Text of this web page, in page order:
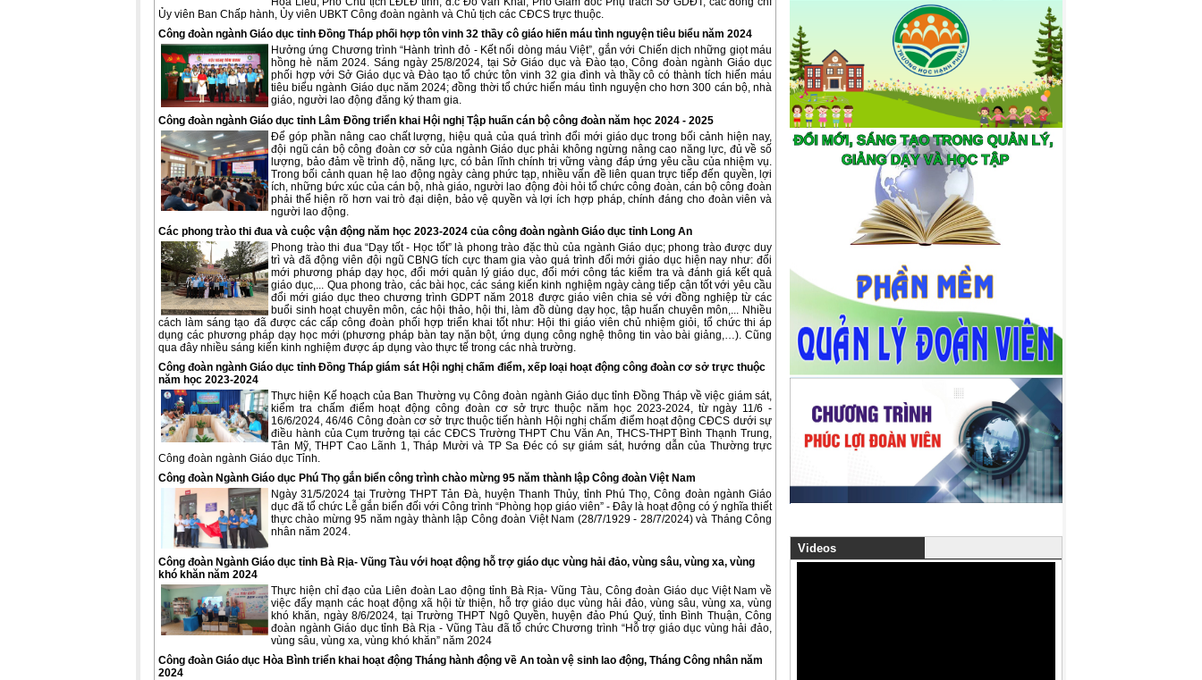
Ủy viên Ban Chấp hành, Ủy viên UBKT Công đoàn ngành và Chủ tịch các CĐCS trực thuộc.
Công đoàn ngành Giáo dục tỉnh Đồng Tháp phối hợp tôn vinh 32 thầy cô giáo hiến máu tình nguyện tiêu biểu năm 2024
Hưởng ứng Chương trình “Hành trình đỏ - Kết nối dòng máu Việt”, gắn với Chiến dịch những giọt máu
hồng hè năm 2024. Sáng ngày 25/8/2024, tại Sở Giáo dục và Đào tạo, Công đoàn ngành Giáo dục
phối hợp với Sở Giáo dục và Đào tạo tổ chức tôn vinh 32 gia đình và thầy cô có thành tích hiến máu
tiêu biểu ngành Giáo dục năm 2024; đồng thời tổ chức hiến máu tình nguyện cho hơn 300 cán bộ, nhà
giáo, người lao động đăng ký tham gia.
Công đoàn ngành Giáo dục tỉnh Lâm Đồng triển khai Hội nghị Tập huấn cán bộ công đoàn năm học 2024 - 2025
Để góp phần nâng cao chất lượng, hiệu quả của quá trình đổi mới giáo dục trong bối cảnh hiện nay,
đội ngũ cán bộ công đoàn cơ sở của ngành Giáo dục phải không ngừng nâng cao năng lực, đủ về số
lượng, bảo đảm về trình độ, năng lực, có bản lĩnh chính trị vững vàng đáp ứng yêu cầu của nhiệm vụ.
Trong bối cảnh quan hệ lao động ngày càng phức tạp, nhiều vấn đề liên quan trực tiếp đến quyền, lợi
ích, những bức xúc của cán bộ, nhà giáo, người lao động đòi hỏi tổ chức công đoàn, cán bộ công đoàn
phải thể hiện rõ hơn vai trò đại diện, bảo vệ quyền và lợi ích hợp pháp, chính đáng cho đoàn viên và
người lao động.
Các phong trào thi đua và cuộc vận động năm học 2023-2024 của công đoàn ngành Giáo dục tỉnh Long An
Phong trào thi đua “Dạy tốt - Học tốt” là phong trào đặc thù của ngành Giáo dục; phong trào được duy
trì và đã động viên đội ngũ CBNG tích cực tham gia vào quá trình đổi mới giáo dục hiện nay như: đổi
mới phương pháp dạy học, đổi mới quản lý giáo dục, đổi mới công tác kiểm tra và đánh giá kết quả
giáo dục,... Qua phong trào, các bài học, các sáng kiến kinh nghiệm ngày càng tiếp cận tốt với yêu cầu
đổi mới giáo dục theo chương trình GDPT năm 2018 được giáo viên chia sẻ với đồng nghiệp từ các
buổi sinh hoạt chuyên môn, các hội thảo, hội thi, làm đồ dùng dạy học, tập huấn chuyên môn,... Nhiều
cách làm sáng tạo đã được các cấp công đoàn phối hợp triển khai tốt như: Hội thi giáo viên chủ nhiệm giỏi, tổ chức thi áp
dụng các phương pháp dạy học mới (phương pháp bàn tay nặn bột, ứng dụng công nghệ thông tin vào bài giảng,…). Cũng
qua đây nhiều sáng kiến kinh nghiệm được áp dụng vào thực tế trong các nhà trường.
Công đoàn ngành Giáo dục tỉnh Đồng Tháp giám sát Hội nghị chấm điểm, xếp loại hoạt động công đoàn cơ sở trực thuộc
năm học 2023-2024
Thực hiện Kế hoạch của Ban Thường vụ Công đoàn ngành Giáo dục tỉnh Đồng Tháp về việc giám sát,
kiểm tra chấm điểm hoạt động công đoàn cơ sở trực thuộc năm học 2023-2024, từ ngày 11/6 -
16/6/2024, 46/46 Công đoàn cơ sở trực thuộc tiến hành Hội nghị chấm điểm hoạt động CĐCS dưới sự
điều hành của Cụm trưởng tại các CĐCS Trường THPT Chu Văn An, THCS-THPT Bình Thạnh Trung,
Tân Mỹ, THPT Cao Lãnh 1, Tháp Mười và TP Sa Đéc có sự giám sát, hướng dẫn của Thường trực
Công đoàn ngành Giáo dục Tỉnh.
Công đoàn Ngành Giáo dục Phú Thọ gắn biển công trình chào mừng 95 năm thành lập Công đoàn Việt Nam
Ngày 31/5/2024 tại Trường THPT Tản Đà, huyện Thanh Thủy, tỉnh Phú Thọ, Công đoàn ngành Giáo
dục đã tổ chức Lễ gắn biển đối với Công trình “Phòng họp giáo viên” - Đây là hoạt động có ý nghĩa thiết
thực chào mừng 95 năm ngày thành lập Công đoàn Việt Nam (28/7/1929 - 28/7/2024) và Tháng Công
nhân năm 2024.
Công đoàn Ngành Giáo dục tỉnh Bà Rịa- Vũng Tàu với hoạt động hỗ trợ giáo dục vùng hải đảo, vùng sâu, vùng xa, vùng
khó khăn năm 2024
Thực hiện chỉ đạo của Liên đoàn Lao động tỉnh Bà Rịa- Vũng Tàu, Công đoàn Giáo dục Việt Nam về
việc đẩy mạnh các hoạt động xã hội từ thiện, hỗ trợ giáo dục vùng hải đảo, vùng sâu, vùng xa, vùng
khó khăn, ngày 8/6/2024, tại Trường THPT Ngô Quyền, huyện đảo Phú Quý, tỉnh Bình Thuận, Công
đoàn ngành Giáo dục tỉnh Bà Rịa - Vũng Tàu đã tổ chức Chương trình “Hỗ trợ giáo dục vùng hải đảo,
vùng sâu, vùng xa, vùng khó khăn” năm 2024
Công đoàn Giáo dục Hòa Bình triển khai hoạt động Tháng hành động về An toàn vệ sinh lao động, Tháng Công nhân năm
2024
Videos